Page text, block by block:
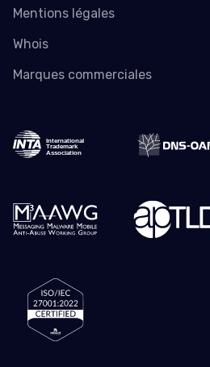
Mentions légales
Whois
Marques commerciales